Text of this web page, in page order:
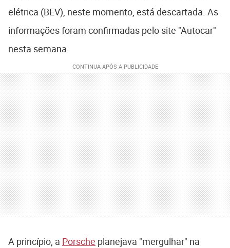
elétrica (BEV), neste momento, está descartada. As
informações foram confirmadas pelo site "Autocar"
nesta semana.
A princípio, a Porsche planejava "mergulhar" na